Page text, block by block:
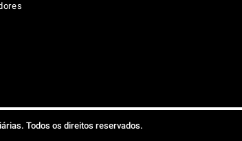
Todos os direitos reservados.